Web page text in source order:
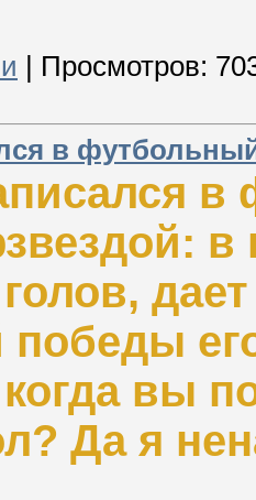
| Просмотров:
в
победы
когда вы
Да я